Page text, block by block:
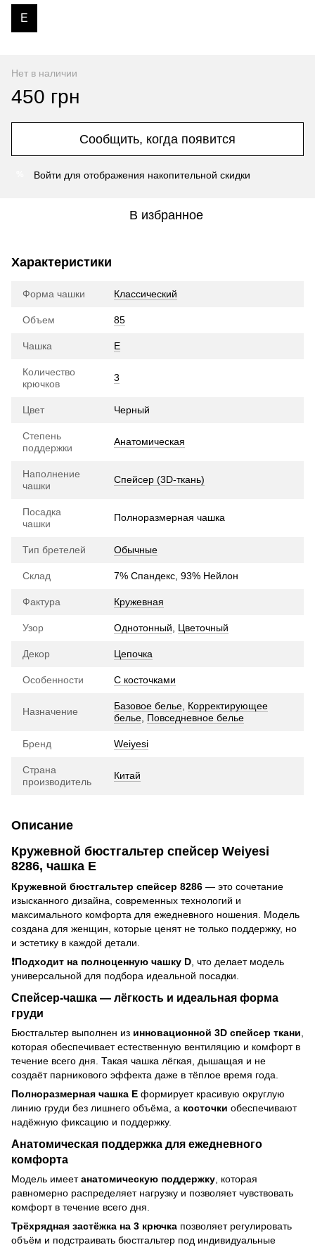
E
Нет в наличии
450 грн
Сообщить, когда появится
Войти для отображения накопительной скидки
В избранное
Характеристики
Форма чашки Классический
Объем 85
Чашка E
Количество
крючков
3
Цвет Черный
Степень
поддержки
Анатомическая
Наполнение
чашки
Спейсер (3D-ткань)
Посадка
чашки
Полноразмерная чашка
Тип бретелей Обычные
Склад 7% Спандекс, 93% Нейлон
Фактура Кружевная
Узор Однотонный Цветочный
Декор Цепочка
Особенности С косточками
Назначение Базовое белье Корректирующее
белье Повседневное белье
Бренд Weiyesi
Страна
производитель
Китай
Описание
Кружевной бюстгальтер спейсер Weiyesi
8286, чашка E
Кружевной бюстгальтер спейсер 8286 — это сочетание
изысканного дизайна, современных технологий и
максимального комфорта для ежедневного ношения. Модель
создана для женщин, которые ценят не только поддержку, но
и эстетику в каждой детали.
❗️Подходит на полноценную чашку D , что делает модель
универсальной для подбора идеальной посадки.
Спейсер-чашка — лёгкость и идеальная форма
груди
Бюстгальтер выполнен из инновационной 3D спейсер ткани
которая обеспечивает естественную вентиляцию и комфорт в
течение всего дня. Такая чашка лёгкая, дышащая и не
создаёт парникового эффекта даже в тёплое время года.
Полноразмерная чашка E формирует красивую округлую
линию груди без лишнего объёма, а косточки обеспечивают
надёжную фиксацию и поддержку.
Анатомическая поддержка для ежедневного
комфорта
Модель имеетанатомическую поддержку , которая
равномерно распределяет нагрузку и позволяет чувствовать
комфорт в течение всего дня.
Трёхрядная застёжка на 3 крючка позволяет регулировать
объём и подстраивать бюстгальтер под индивидуальные